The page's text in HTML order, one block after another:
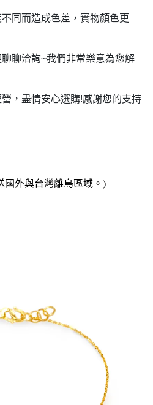
同而造成色差，實物顏色更
聊洽詢~我們非常樂意為您解
，盡情安心選購!感謝您的支持
國外與台灣離島區域。)